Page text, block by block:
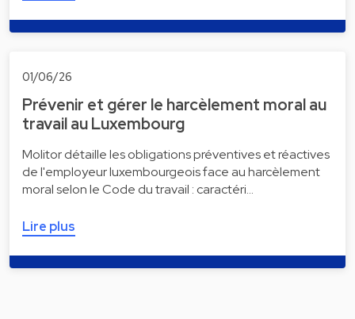
01/06/26
Prévenir et gérer le harcèlement moral au
travail au Luxembourg
Molitor détaille les obligations préventives et réactives
de l'employeur luxembourgeois face au harcèlement
moral selon le Code du travail : caractéri…
Lire plus